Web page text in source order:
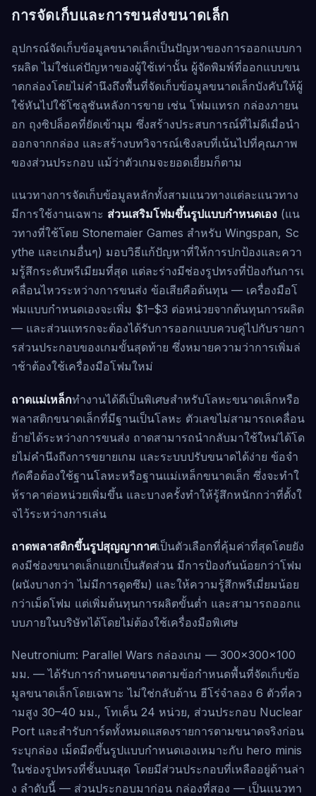
การจัดเก็บและการขนส่งขนาดเล็ก
อุปกรณ์จัดเก็บข้อมูลขนาดเล็กเป็นปัญหาของการออกแบบกา
รผลิต ไม่ใช่แค่ปัญหาของผู้ใช้เท่านั้น ผู้จัดพิมพ์ที่ออกแบบขน
าดกล่องโดยไม่คำนึงถึงพื้นที่จัดเก็บข้อมูลขนาดเล็กบังคับให้ผู้
ใช้หันไปใช้โซลูชันหลังการขาย เช่น โฟมแทรก กล่องภายน
อก ถุงซิปล็อคที่ยัดเข้ามุม ซึ่งสร้างประสบการณ์ที่ไม่ดีเมื่อนำ
ออกจากกล่อง และสร้างบทวิจารณ์เชิงลบที่เน้นไปที่คุณภาพ
ของส่วนประกอบ แม้ว่าตัวเกมจะยอดเยี่ยมก็ตาม
แนวทางการจัดเก็บข้อมูลหลักทั้งสามแนวทางแต่ละแนวทาง
มีการใช้งานเฉพาะ ส่วนเสริมโฟมขึ้นรูปแบบกำหนดเอง (แน
วทางที่ใช้โดย Stonemaier Games สำหรับ Wingspan, Sc
ythe และเกมอื่นๆ) มอบวิธีแก้ปัญหาที่ให้การปกป้องและควา
มรู้สึกระดับพรีเมียมที่สุด แต่ละร่างมีช่องรูปทรงที่ป้องกันการเ
คลื่อนไหวระหว่างการขนส่ง ข้อเสียคือต้นทุน — เครื่องมือโ
ฟมแบบกำหนดเองจะเพิ่ม $1–$3 ต่อหน่วยจากต้นทุนการผลิต
— และส่วนแทรกจะต้องได้รับการออกแบบควบคู่ไปกับรายกา
รส่วนประกอบของเกมขั้นสุดท้าย ซึ่งหมายความว่าการเพิ่มล่
าช้าต้องใช้เครื่องมือโฟมใหม่
ถาดแม่เหล็กทำงานได้ดีเป็นพิเศษสำหรับโลหะขนาดเล็กหรือ
พลาสติกขนาดเล็กที่มีฐานเป็นโลหะ ตัวเลขไม่สามารถเคลื่อน
ย้ายได้ระหว่างการขนส่ง ถาดสามารถนำกลับมาใช้ใหม่ได้โด
ยไม่คำนึงถึงการขยายเกม และระบบปรับขนาดได้ง่าย ข้อจำ
กัดคือต้องใช้ฐานโลหะหรือฐานแม่เหล็กขนาดเล็ก ซึ่งจะทำใ
ห้ราคาต่อหน่วยเพิ่มขึ้น และบางครั้งทำให้รู้สึกหนักกว่าที่ตั้งใ
จไว้ระหว่างการเล่น
ถาดพลาสติกขึ้นรูปสุญญากาศเป็นตัวเลือกที่คุ้มค่าที่สุดโดยยัง
คงมีช่องขนาดเล็กแยกเป็นสัดส่วน มีการป้องกันน้อยกว่าโฟม
(ผนังบางกว่า ไม่มีการดูดซึม) และให้ความรู้สึกพรีเมี่ยมน้อย
กว่าเม็ดโฟม แต่เพิ่มต้นทุนการผลิตขั้นต่ำ และสามารถออกแ
บบภายในบริษัทได้โดยไม่ต้องใช้เครื่องมือพิเศษ
Neutronium: Parallel Wars กล่องเกม — 300×300×100
มม. — ได้รับการกำหนดขนาดตามข้อกำหนดพื้นที่จัดเก็บข้อ
มูลขนาดเล็กโดยเฉพาะ ไม่ใช่กลับด้าน ฮีโร่จำลอง 6 ตัวที่คว
ามสูง 30–40 มม., โทเค็น 24 หน่วย, ส่วนประกอบ Nuclear
Port และสำรับการ์ดทั้งหมดแสดงรายการตามขนาดจริงก่อน
ระบุกล่อง เม็ดมีดขึ้นรูปแบบกำหนดเองเหมาะกับ hero minis
ในช่องรูปทรงที่ชั้นบนสุด โดยมีส่วนประกอบที่เหลืออยู่ด้านล่า
ง ลำดับนี้ — ส่วนประกอบมาก่อน กล่องที่สอง — เป็นแนวทา